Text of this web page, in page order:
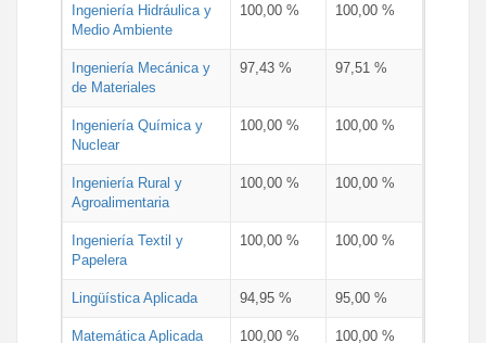
Ingeniería Hidráulica y
Medio Ambiente
100,00 % 100,00 %
Ingeniería Mecánica y
de Materiales
97,43 % 97,51 %
Ingeniería Química y
Nuclear
100,00 % 100,00 %
Ingeniería Rural y
Agroalimentaria
100,00 % 100,00 %
Ingeniería Textil y
Papelera
100,00 % 100,00 %
Lingüística Aplicada 94,95 % 95,00 %
Matemática Aplicada 100,00 % 100,00 %